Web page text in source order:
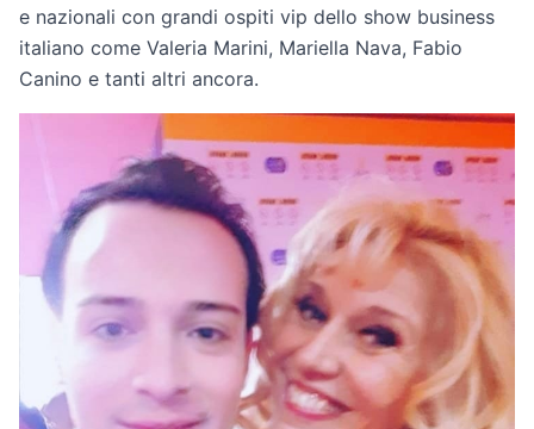
e nazionali con grandi ospiti vip dello show business
italiano come Valeria Marini, Mariella Nava, Fabio
Canino e tanti altri ancora.